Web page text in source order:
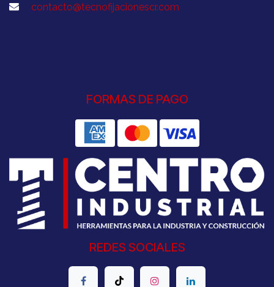
contacto@tecnofijacionescr.com
FORMAS DE PAGO
REDES SOCIALES